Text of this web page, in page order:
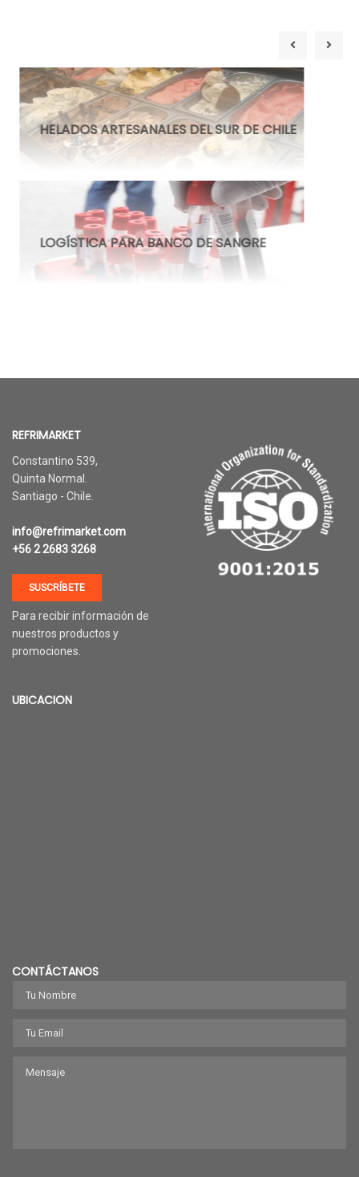
pHmetros
Gases y aceites
refrigerantes
Herramientas refrigeración
VER PRODUCTOS
Ropa térmica
Lamas de PVC
HELADOS ARTESANALES DEL SUR DE CHILE
LOGÍSTICA PARA BANCO DE SANGRE
REFRIMARKET
Constantino 539,
Quinta Normal.
Santiago - Chile.
info@refrimarket.com
+56 2 2683 3268
SUSCRÍBETE
Para recibir información de
nuestros productos y
promociones.
UBICACION
CONTÁCTANOS